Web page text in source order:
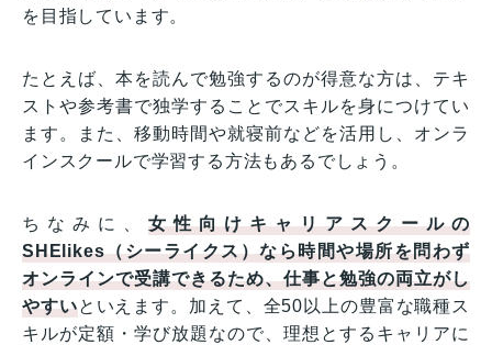
を目指しています。
たとえば、本を読んで勉強するのが得意な方は、テキ
ストや参考書で独学することでスキルを身につけてい
ます。また、移動時間や就寝前などを活用し、オンラ
インスクールで学習する方法もあるでしょう。
ちなみに、女性向けキャリアスクールの
SHElikes（シーライクス）なら時間や場所を問わず
オンラインで受講できるため、仕事と勉強の両立がし
やすいといえます。加えて、全50以上の豊富な職種ス
キルが定額・学び放題なので、理想とするキャリアに